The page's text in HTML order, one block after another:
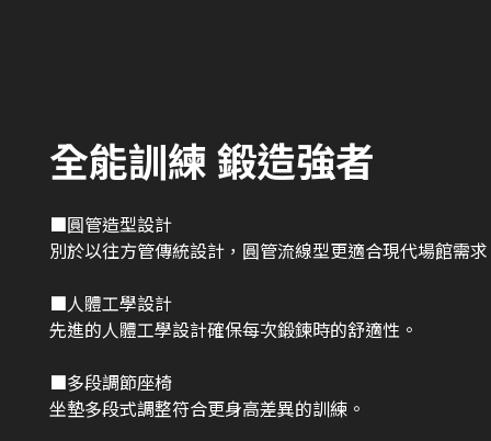
全能訓練 鍛造強者
■圓管造型設計
別於以往方管傳統設計，圓管流線型更適合現代場館需
■人體工學設計
先進的人體工學設計確保每次鍛鍊時的舒適性。
■多段調節座椅
坐墊多段式調整符合更身高差異的訓練。